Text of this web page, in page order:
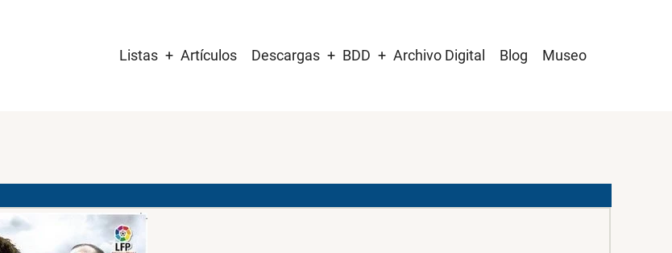
navigation
Listas Artículos Descargas BDD Archivo Digital Blog Museo